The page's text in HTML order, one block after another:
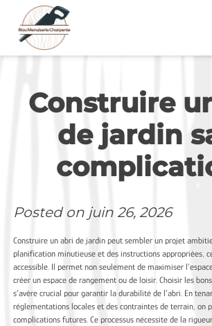
content
Construire
de jardin
Posted on juin 26, 2026
Construire un abri de jardin peut sembler un projet
planification minutieuse et des instructions appropriées,
accessible. Il permet non seulement de maximiser
créer un espace de rangement ou de loisir. Choisir les
s’avère crucial pour garantir la durabilité de l’abri. En
réglementations locales et des contraintes de terrain, on
complications futures. Ce processus nécessite de la